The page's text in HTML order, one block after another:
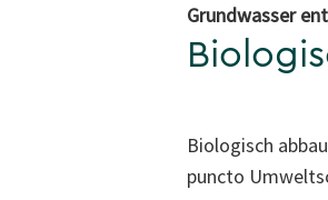
Grundwasser
Biologisch
puncto